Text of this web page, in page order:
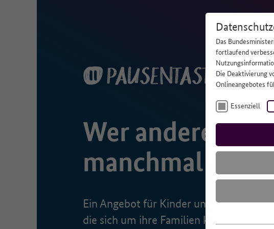
Wer anderen
manchmal
Ein Angebot für Kinder und Jugendliche,
die sich um ihre Familien kümmern.
Das
fortlaufend
Die Deaktivierung
Onlineangebotes
Essenziell